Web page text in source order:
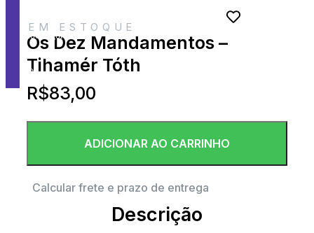
Subcategorias
Blog
EM ESTOQUE
Os Dez Mandamentos –
Tihamér Tóth
R$83,00
ADICIONAR AO CARRINHO
Calcular frete e prazo de entrega
Descrição